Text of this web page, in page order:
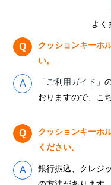
よく
クッションキーホ
い。
「ご利用ガイド 」
おりますので、こ
クッションキーホ
ください。
銀行振込、クレジ